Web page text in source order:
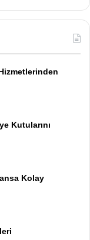
Kutularını
Kolay